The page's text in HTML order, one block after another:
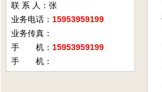
联 系 人：张
业务电话： 15953959199
业务传真：
手 机： 15953959199
手 机：